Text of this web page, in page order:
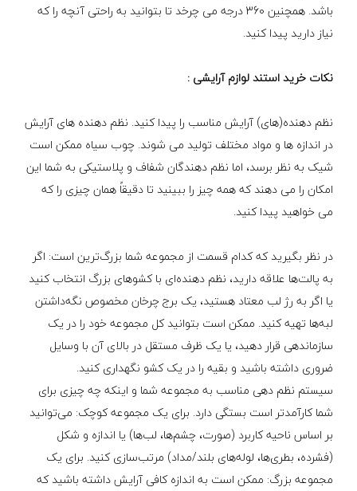
باشد. همچنین 360 درجه می چرخد ​​تا بتوانید به راحتی آنچه را که
نیاز دارید پیدا کنید.
نکات خرید استند لوازم آرایشی :
نظم دهنده(های) آرایش مناسب را پیدا کنید. نظم دهنده های آرایش
در اندازه ها و مواد مختلف تولید می شوند. چوب سیاه ممکن است
شیک به نظر برسد، اما نظم دهندگان شفاف و پلاستیکی به شما این
امکان را می دهند که همه چیز را ببینید تا دقیقاً همان چیزی را که
می خواهید پیدا کنید.
در نظر بگیرید که کدام قسمت از مجموعه شما بزرگ‌ترین است: اگر
به پالت‌ها علاقه دارید، نظم دهنده‌ای با کشوهای بزرگ انتخاب کنید
یا اگر به رژ لب معتاد هستید، یک برج چرخان مخصوص نگه‌داشتن
لبه‌ها تهیه کنید. ممکن است بتوانید کل مجموعه خود را در یک
سازماندهی قرار دهید، یا یک ظرف مستقل در بالای آن با وسایل
ضروری داشته باشید و بقیه را در یک کشو نگهداری کنید.
سیستم نظم دهی مناسب به مجموعه شما و اینکه چه چیزی برای
شما کارآمدتر است بستگی دارد. برای یک مجموعه کوچک: می‌توانید
بر اساس ناحیه کاربرد (صورت، چشم‌ها، لب‌ها) یا اندازه و شکل
(فشرده، بطری‌ها، لوله‌های بلند/مداد) مرتب‌سازی کنید. برای یک
مجموعه بزرگ: ممکن است به اندازه کافی آرایش داشته باشید که